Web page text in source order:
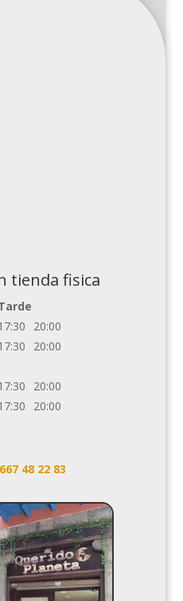
tienda fisica
20:00
20:00
20:00
20:00
48 22 83